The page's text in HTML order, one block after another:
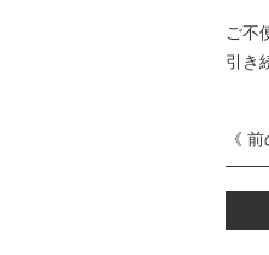
ご不
引き
《